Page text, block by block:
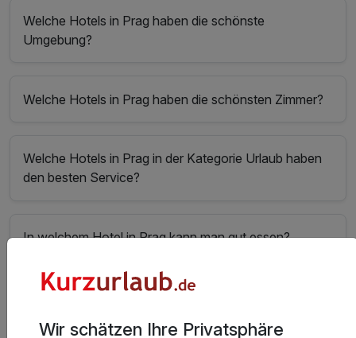
Welche Hotels in Prag haben die schönste
Umgebung?
Welche Hotels in Prag haben die schönsten Zimmer?
Welche Hotels in Prag in der Kategorie Urlaub haben
den besten Service?
In welchem Hotel in Prag kann man gut essen?
Welche Hotels in Prag haben den besten
Wir schätzen Ihre Privatsphäre